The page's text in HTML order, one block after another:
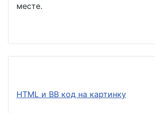
месте.
HTML и BB код на картинку